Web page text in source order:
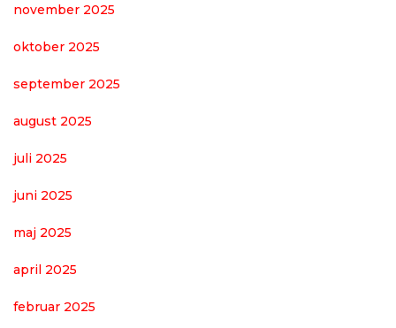
november 2025
oktober 2025
september 2025
august 2025
juli 2025
juni 2025
maj 2025
april 2025
februar 2025